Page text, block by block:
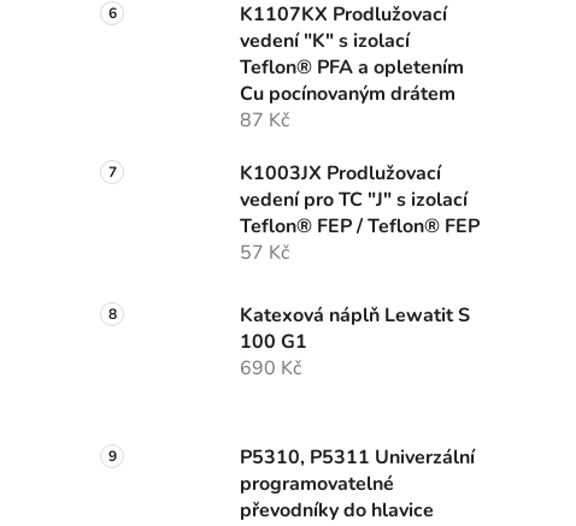
K1107KX Prodlužovací
vedení "K" s izolací
Teflon® PFA a opletením
Cu pocínovaným drátem
87 Kč
K1003JX Prodlužovací
vedení pro TC "J" s izolací
Teflon® FEP / Teflon® FEP
57 Kč
Katexová náplň Lewatit S
100 G1
690 Kč
P5310, P5311 Univerzální
programovatelné
převodníky do hlavice